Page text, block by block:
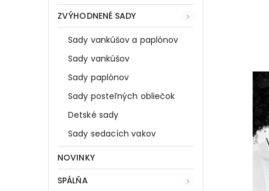
ZVÝHODNENÉ SADY
Sady vankúšov a paplónov
Sady vankúšov
Sady paplónov
Sady posteľných obliečok
Detské sady
Sady sedacích vakov
NOVINKY
SPÁLŇA